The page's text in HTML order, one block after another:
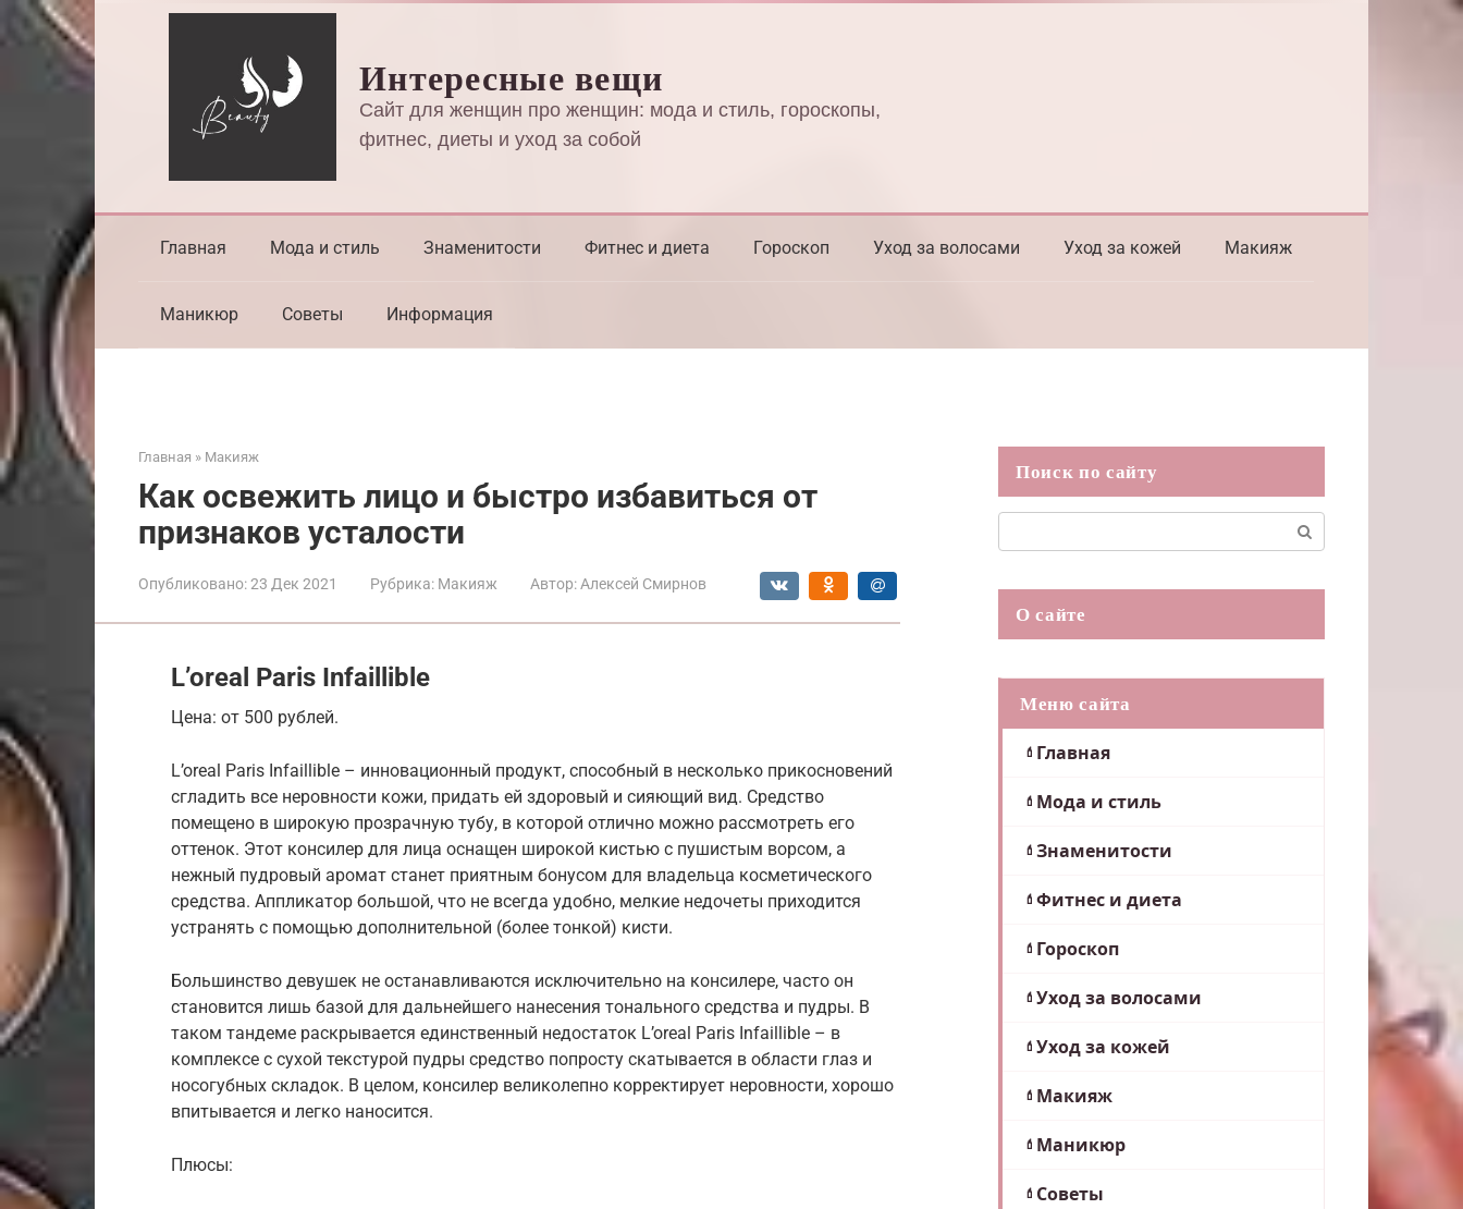
Перейти
к
контенту
Интересные вещи
Сайт для женщин про женщин: мода и стиль, гороскопы,
фитнес, диеты и уход за собой
Главная Мода и стиль Знаменитости Фитнес и диета Гороскоп Уход за волосами Уход за кожей Макияж
Маникюр Советы Информация
Главная » Макияж
Как освежить лицо и быстро избавиться от
признаков усталости
Опубликовано:23 Дек 2021 Рубрика: Макияж Автор: Алексей Смирнов
L’oreal Paris Infaillible
Цена: от 500 рублей.
L’oreal Paris Infaillible – инновационный продукт, способный в несколько прикосновений
сгладить все неровности кожи, придать ей здоровый и сияющий вид. Средство
помещено в широкую прозрачную тубу, в которой отлично можно рассмотреть его
оттенок. Этот консилер для лица оснащен широкой кистью с пушистым ворсом, а
нежный пудровый аромат станет приятным бонусом для владельца косметического
средства. Аппликатор большой, что не всегда удобно, мелкие недочеты приходится
устранять с помощью дополнительной (более тонкой) кисти.
Большинство девушек не останавливаются исключительно на консилере, часто он
становится лишь базой для дальнейшего нанесения тонального средства и пудры. В
таком тандеме раскрывается единственный недостаток L’oreal Paris Infaillible – в
комплексе с сухой текстурой пудры средство попросту скатывается в области глаз и
носогубных складок. В целом, консилер великолепно корректирует неровности, хорошо
впитывается и легко наносится.
Плюсы:
Поиск по сайту
О сайте
Меню сайта
Главная
Мода и стиль
Знаменитости
Фитнес и диета
Гороскоп
Уход за волосами
Уход за кожей
Макияж
Маникюр
Советы